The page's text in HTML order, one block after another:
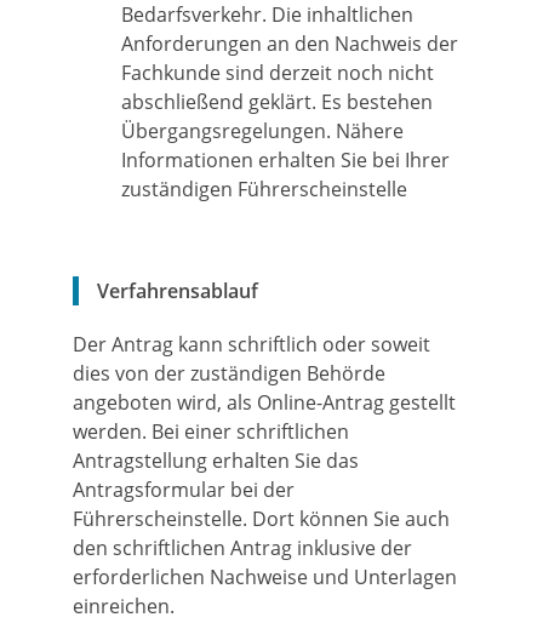
Bedarfsverkehr. Die inhaltlichen
Anforderungen an den Nachweis der
Fachkunde sind derzeit noch nicht
abschließend geklärt. Es bestehen
Übergangsregelungen. Nähere
Informationen erhalten Sie bei Ihrer
zuständigen Führerscheinstelle
Verfahrensablauf
Der Antrag kann schriftlich oder soweit
dies von der zuständigen Behörde
angeboten wird, als Online-Antrag gestellt
werden. Bei einer schriftlichen
Antragstellung erhalten Sie das
Antragsformular bei der
Führerscheinstelle. Dort können Sie auch
den schriftlichen Antrag inklusive der
erforderlichen Nachweise und Unterlagen
einreichen.